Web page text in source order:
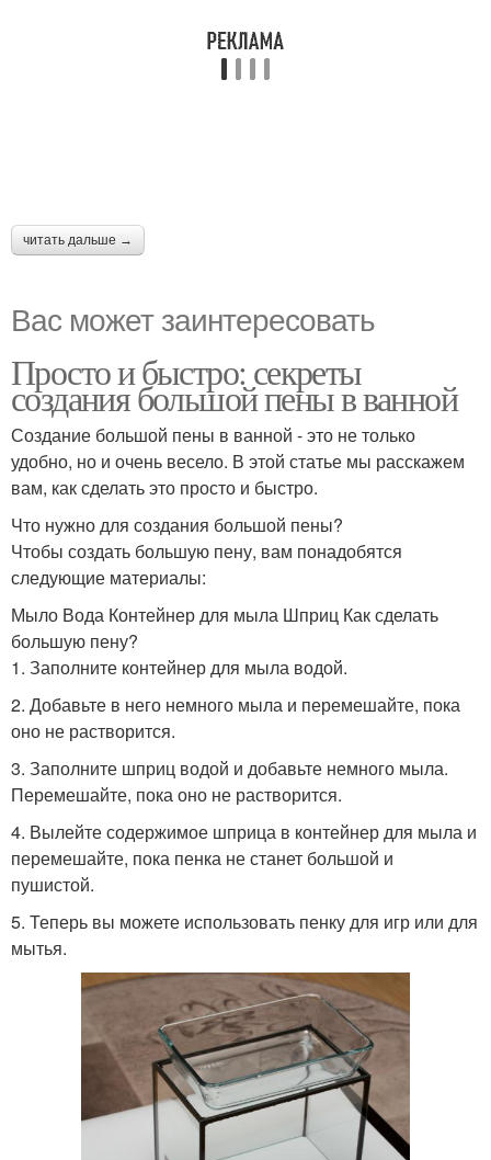
читать дальше →
Вас может заинтересовать
Просто и быстро: секреты
создания большой пены в ванной
Создание большой пены в ванной - это не только
удобно, но и очень весело. В этой статье мы расскажем
вам, как сделать это просто и быстро.
Что нужно для создания большой пены?
Чтобы создать большую пену, вам понадобятся
следующие материалы:
Мыло Вода Контейнер для мыла Шприц Как сделать
большую пену?
1. Заполните контейнер для мыла водой.
2. Добавьте в него немного мыла и перемешайте, пока
оно не растворится.
3. Заполните шприц водой и добавьте немного мыла.
Перемешайте, пока оно не растворится.
4. Вылейте содержимое шприца в контейнер для мыла и
перемешайте, пока пенка не станет большой и
пушистой.
5. Теперь вы можете использовать пенку для игр или для
мытья.